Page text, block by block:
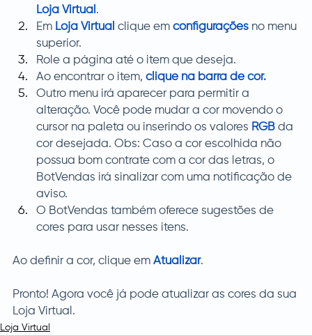
Loja Virtual .
Em Loja Virtual clique em configurações no menu
superior.
Role a página até o item que deseja.
Ao encontrar o item, clique na barra de cor.
Outro menu irá aparecer para permitir a
alteração. Você pode mudar a cor movendo o
cursor na paleta ou inserindo os valores RGB da
cor desejada. Obs: Caso a cor escolhida não
possua bom contrate com a cor das letras, o
BotVendas irá sinalizar com uma notificação de
aviso.
O BotVendas também oferece sugestões de
cores para usar nesses itens.
Ao definir a cor, clique em Atualizar.
Pronto! Agora você já pode atualizar as cores da sua
Loja Virtual.
Loja Virtual